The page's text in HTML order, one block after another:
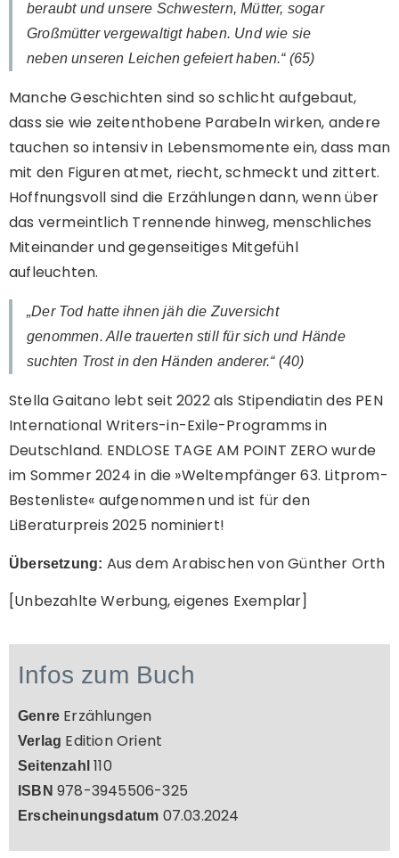
beraubt und unsere Schwestern, Mütter, sogar
Großmütter vergewaltigt haben. Und wie sie
neben unseren Leichen gefeiert haben.“ (65)
Manche Geschichten sind so schlicht aufgebaut,
dass sie wie zeitenthobene Parabeln wirken, andere
tauchen so intensiv in Lebensmomente ein, dass man
mit den Figuren atmet, riecht, schmeckt und zittert.
Hoffnungsvoll sind die Erzählungen dann, wenn über
das vermeintlich Trennende hinweg, menschliches
Miteinander und gegenseitiges Mitgefühl
aufleuchten.
„Der Tod hatte ihnen jäh die Zuversicht
genommen. Alle trauerten still für sich und Hände
suchten Trost in den Händen anderer.“ (40)
Stella Gaitano lebt seit 2022 als Stipendiatin des PEN
International Writers-in-Exile-Programms in
Deutschland. ENDLOSE TAGE AM POINT ZERO wurde
im Sommer 2024 in die »Weltempfänger 63. Litprom-
Bestenliste« aufgenommen und ist für den
LiBeraturpreis 2025 nominiert!
Übersetzung: Aus dem Arabischen von Günther Orth
[Unbezahlte Werbung, eigenes Exemplar]
Infos zum Buch
Genre Erzählungen
Verlag Edition Orient
Seitenzahl 110
ISBN 978-3945506-325
Erscheinungsdatum 07.03.2024